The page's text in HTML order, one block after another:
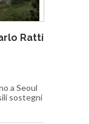
Ratti
a Seoul
sostegni